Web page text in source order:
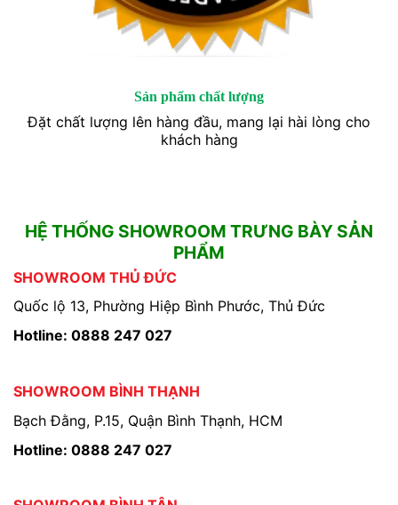
Sản phẩm chất lượng
Đặt chất lượng lên hàng đầu, mang lại hài lòng cho
khách hàng
HỆ THỐNG SHOWROOM TRƯNG BÀY SẢN
PHẨM
SHOWROOM THỦ ĐỨC
Quốc lộ 13, Phường Hiệp Bình Phước, Thủ Đức
Hotline: 0888 247 027
SHOWROOM BÌNH THẠNH
Bạch Đằng, P.15, Quận Bình Thạnh, HCM
Hotline: 0888 247 027